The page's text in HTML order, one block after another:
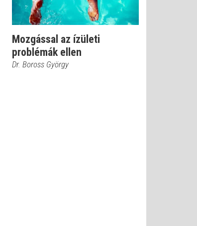
Mozgással az ízületi
problémák ellen
Dr. Boross György